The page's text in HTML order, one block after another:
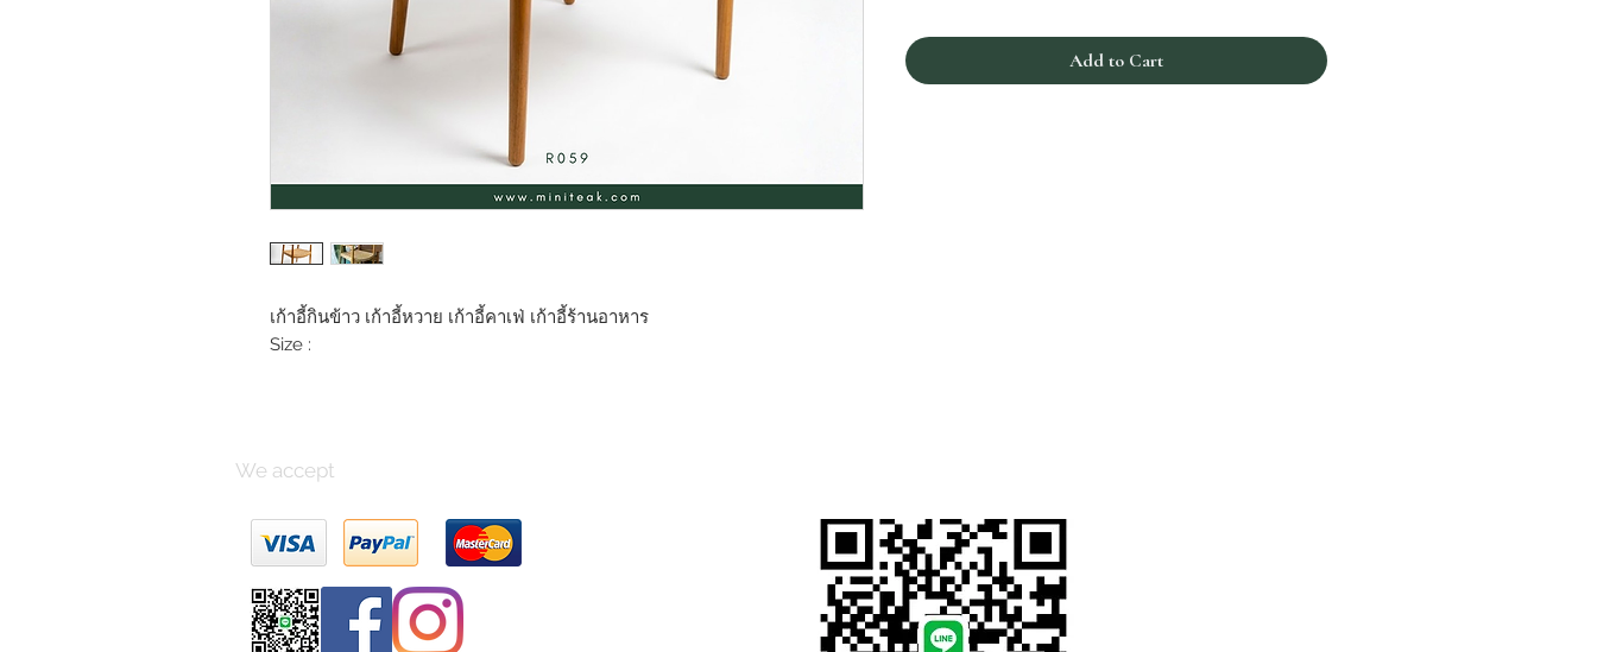
เก้าอี้กินข้าว เก้าอี้หวาย เก้าอี้คาเฟ่ เก้าอี้ร้านอาหาร
Size :
Add to Cart
We accept